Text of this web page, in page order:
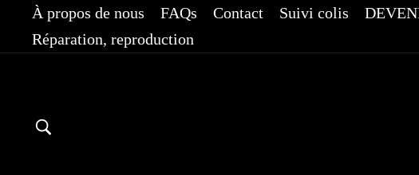
Passer
contenu
À propos de nous FAQs Contact Suivi colis
Réparation, reproduction